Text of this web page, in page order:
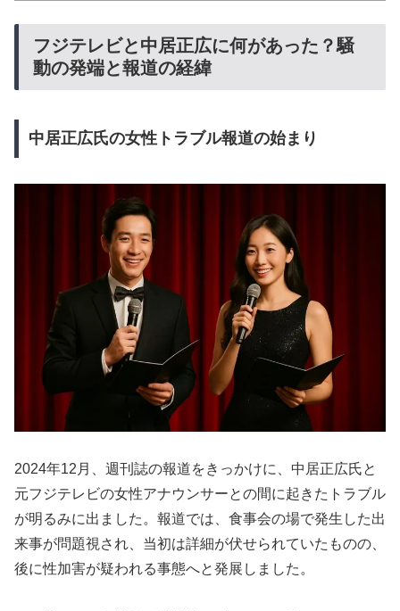
フジテレビと中居正広に何があった？騒
動の発端と報道の経緯
中居正広氏の女性トラブル報道の始まり
2024年12月、週刊誌の報道をきっかけに、中居正広氏と
元フジテレビの女性アナウンサーとの間に起きたトラブル
が明るみに出ました。報道では、食事会の場で発生した出
来事が問題視され、当初は詳細が伏せられていたものの、
後に性加害が疑われる事態へと発展しました。